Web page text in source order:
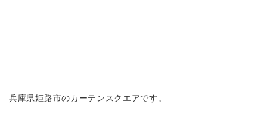
兵庫県姫路市のカーテンスクエアです。